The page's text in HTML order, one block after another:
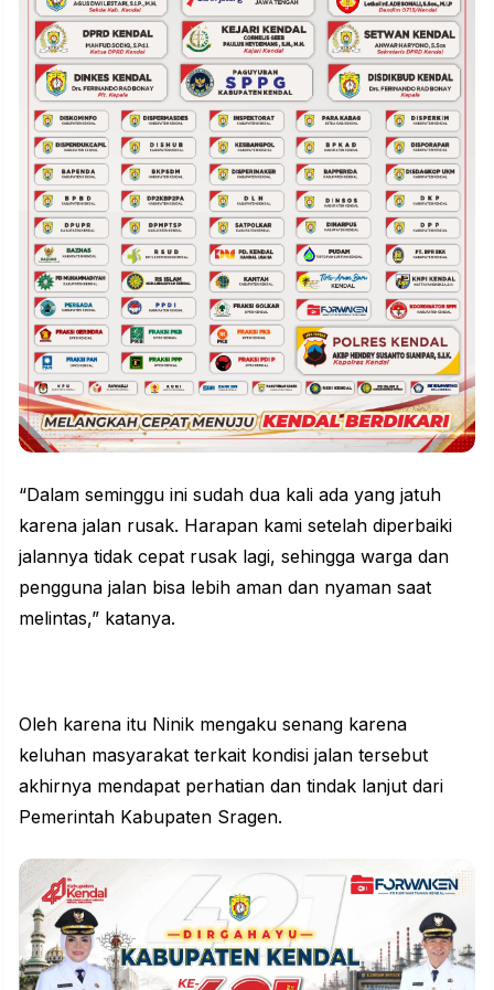
“Dalam seminggu ini sudah dua kali ada yang jatuh
karena jalan rusak. Harapan kami setelah diperbaiki
jalannya tidak cepat rusak lagi, sehingga warga dan
pengguna jalan bisa lebih aman dan nyaman saat
melintas,” katanya.
Oleh karena itu Ninik mengaku senang karena
keluhan masyarakat terkait kondisi jalan tersebut
akhirnya mendapat perhatian dan tindak lanjut dari
Pemerintah Kabupaten Sragen.